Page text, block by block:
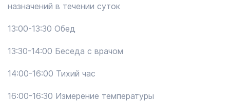
назначений в течении суток
13:00-13:30 Обед
13:30-14:00 Беседа с врачом
14:00-16:00 Тихий час
16:00-16:30 Измерение температуры